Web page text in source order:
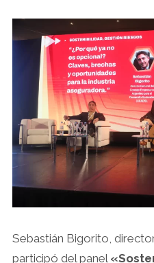
Sebastián Bigorito,
participó del panel